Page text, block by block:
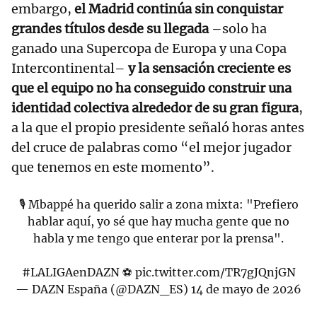
embargo, el Madrid continúa sin conquistar
grandes títulos desde su llegada–solo ha
ganado una Supercopa de Europa y una Copa
Intercontinental– y la sensación creciente es
que el equipo no ha conseguido construir una
identidad colectiva alrededor de su gran figura,
a la que el propio presidente señaló horas antes
del cruce de palabras como “el mejor jugador
que tenemos en este momento”.
🎙️ Mbappé ha querido salir a zona mixta: "Prefiero
hablar aquí, yo sé que hay mucha gente que no
habla y me tengo que enterar por la prensa".
#LALIGAenDAZN⚽ pic.twitter.com/TR7gJQnjGN
— DAZN España (@DAZN_ES) 14 de mayo de 2026